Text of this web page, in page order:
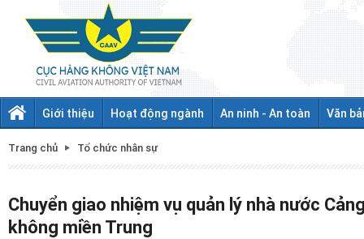
Giới thiệu Hoạt động ngành An ninh - An toàn Văn
Trang chủ Tổ chức nhân sự
Chuyển giao nhiệm vụ quản lý nhà nước
không miền Trung